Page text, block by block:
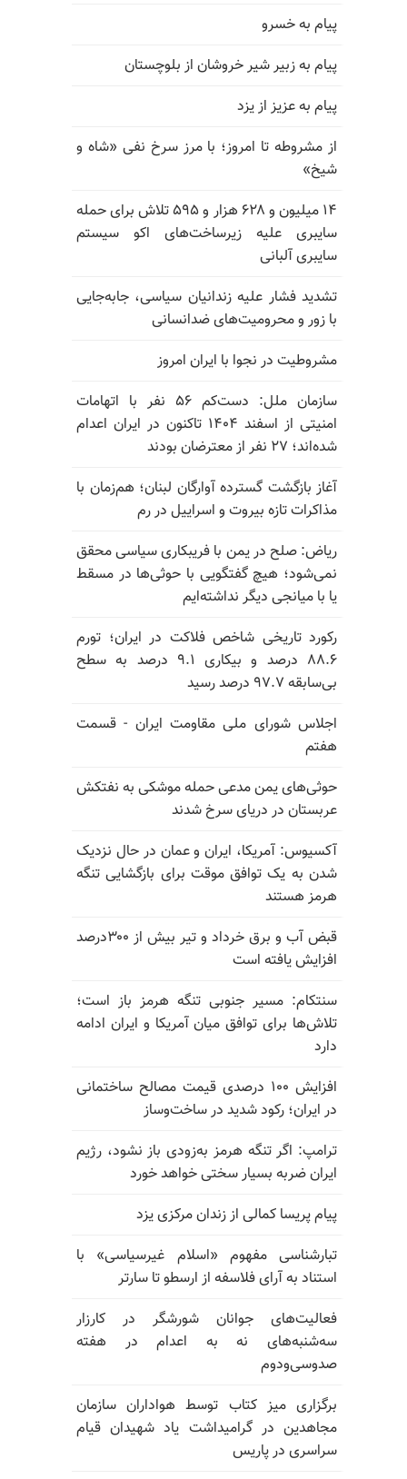
پیام به خسرو
پیام به زبیر شیر خروشان از بلوچستان
پیام به عزیز از یزد
از مشروطه تا امروز؛ با مرز سرخ نفی «شاه و
شیخ»
۱۴ میلیون و ۶۲۸ هزار و ۵۹۵ تلاش برای حمله
سایبری علیه زیرساخت‌های اکو سیستم
سایبری آلبانی
تشدید فشار علیه زندانیان سیاسی، جابه‌جایی
با زور و محرومیت‌های ضدانسانی
مشروطیت در نجوا با ایران امروز
سازمان ملل: دست‌کم ۵۶ نفر با اتهامات
امنیتی از اسفند ۱۴۰۴ تاکنون در ایران اعدام
شده‌اند؛ ۲۷ نفر از معترضان بودند
آغاز بازگشت گسترده آوارگان لبنان؛ هم‌زمان با
مذاکرات تازه بیروت و اسراییل در رم
ریاض: صلح در یمن با فریبکاری سیاسی محقق
نمی‌شود؛ هیچ گفتگویی با حوثی‌ها در مسقط
یا با میانجی دیگر نداشته‌ایم
رکورد تاریخی شاخص فلاکت در ایران؛ تورم
۸۸.۶ درصد و بیکاری ۹.۱ درصد به سطح
بی‌سابقه ۹۷.۷ درصد رسید
اجلاس شورای ملی مقاومت ایران - قسمت
هفتم
حوثی‌های یمن مدعی حمله موشکی به نفتکش
عربستان در دریای سرخ شدند
آکسیوس: آمریکا، ایران و عمان در حال نزدیک
شدن به یک توافق موقت برای بازگشایی تنگه
هرمز هستند
قبض آب و برق خرداد و تیر بیش از ۳۰۰درصد
افزایش یافته است
سنتکام: مسیر جنوبی تنگه هرمز باز است؛
تلاش‌ها برای توافق میان آمریکا و ایران ادامه
دارد
افزایش ۱۰۰ درصدی قیمت مصالح ساختمانی
در ایران؛ رکود شدید در ساخت‌وساز
ترامپ: اگر تنگه هرمز به‌زودی باز نشود، رژیم
ایران ضربه بسیار سختی خواهد خورد
پیام پریسا کمالی از زندان مرکزی یزد
تبارشناسی مفهوم «اسلام غیرسیاسی» با
استناد به آرای فلاسفه از ارسطو تا سارتر
فعالیت‌های جوانان شورشگر در کارزار
سه‌شنبه‌های نه به اعدام در هفته
صدوسی‌و‌دوم
برگزاری میز کتاب توسط هواداران سازمان
مجاهدین در گرامیداشت یاد شهیدان قیام
سراسری در پاریس